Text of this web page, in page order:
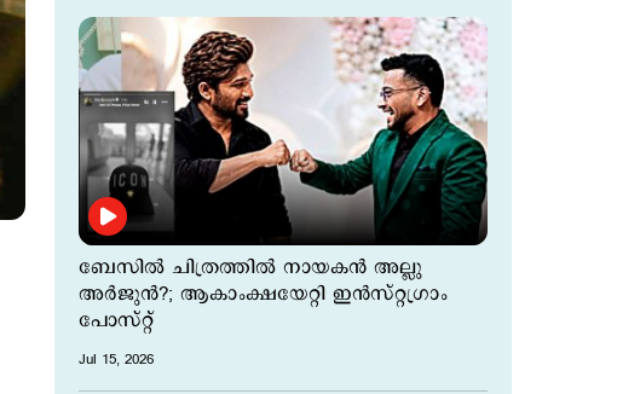
ബേസില്‍ ചിത്രത്തില്‍ നായകന്‍ അല്ലു
അര്‍ജുന്‍?; ആകാംക്ഷയേറ്റി ഇന്‍സ്റ്റഗ്രാം
പോസ്റ്റ്
Jul 15, 2026